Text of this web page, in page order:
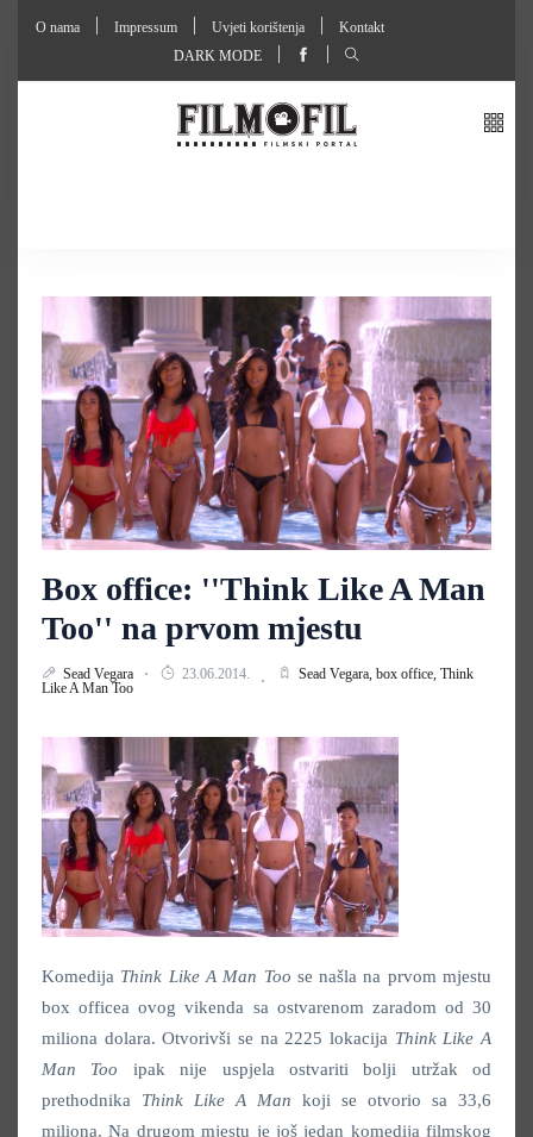
O nama Impressum Uvjeti korištenja
Kontakt
DARK MODE
Box office: ''Think Like A Man
Too'' na prvom mjestu
Sead Vegara 23.06.2014. Sead Vegara, box office, Think
Like A Man Too
Komedija Think Like A Man Too se našla na prvom mjestu
box officea ovog vikenda sa ostvarenom zaradom od 30
miliona dolara. Otvorivši se na 2225 lokacija Think Like A
Man
Too ipak nije uspjela ostvariti bolji utržak od
prethodnika Think Like A Man koji se otvorio sa 33,6
miliona. Na drugom mjestu je još jedan komedija filmskog